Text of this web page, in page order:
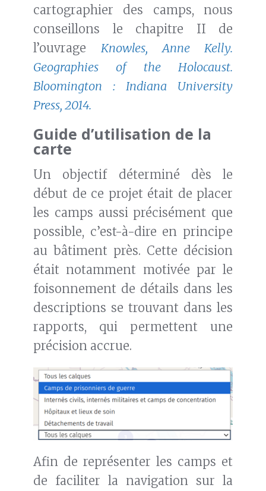
cartographier des camps, nous
conseillons le chapitre II de
l’ouvrage Knowles, Anne Kelly.
Geographies of the Holocaust.
Bloomington : Indiana University
Press, 2014.
Guide d’utilisation de la
carte
Un objectif déterminé dès le
début de ce projet était de placer
les camps aussi précisément que
possible, c’est-à-dire en principe
au bâtiment près. Cette décision
était notamment motivée par le
foisonnement de détails dans les
descriptions se trouvant dans les
rapports, qui permettent une
précision accrue.
Afin de représenter les camps et
de faciliter la navigation sur la